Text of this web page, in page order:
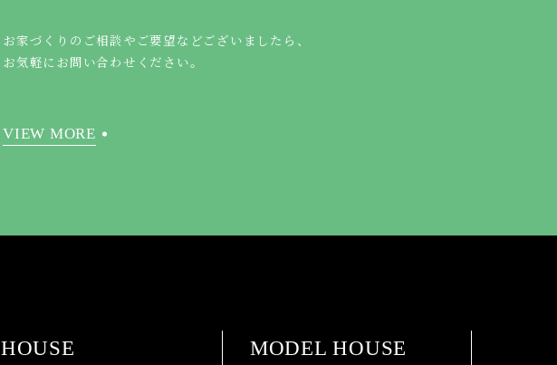
お家づくりのご相談やご要望などございましたら、
お気軽にお問い合わせください。
VIEW MORE
HOUSE MODEL HOUSE